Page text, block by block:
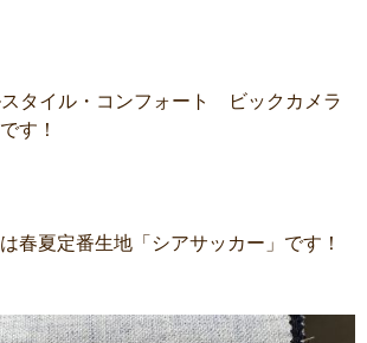
タイル・コンフォート ビックカメラ
す！
春夏定番生地「シアサッカー」です！